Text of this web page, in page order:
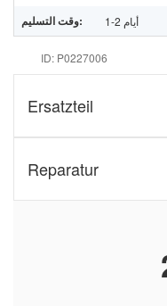
وقت التسليم: 1-2 أيام
ID: P0227006
Ersatzteil
Reparatur